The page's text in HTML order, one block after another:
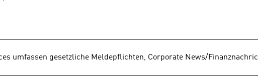
umfassen gesetzliche Meldepflichten, Corporate News/